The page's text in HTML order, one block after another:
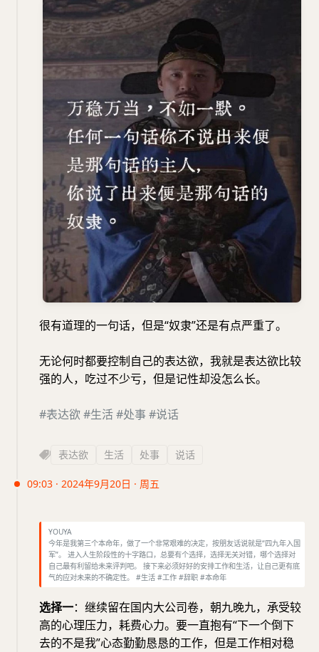
很有道理的一句话，但是“奴隶”还是有点严重了。
无论何时都要控制自己的表达欲，我就是表达欲比较
强的人，吃过不少亏，但是记性却没怎么长。
#表达欲#生活#处事#说话
表达欲 生活 处事 说话
09:03 · 2024年9月20日 · 周五
YOUYA
今年是我第三个本命年，做了一个非常艰难的决定，按朋友话说就是“四九年入国
军”。 进入人生阶段性的十字路口，总要有个选择，选择无关对错，哪个选择对
自己最有利留给未来评判吧。 接下来必须好好的安排工作和生活，让自己更有底
气的应对未来的不确定性。 #生活 #工作 #辞职 #本命年
选择一：继续留在国内大公司卷，朝九晚九，承受较
高的心理压力，耗费心力。要一直抱有“下一个倒下
去的不是我”心态勤勤恳恳的工作，但是工作相对稳